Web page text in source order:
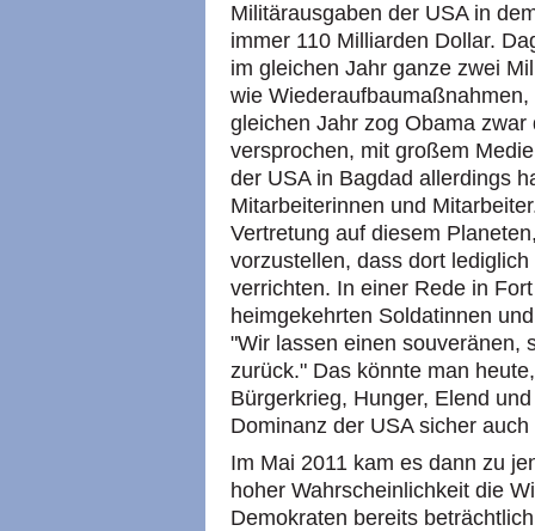
Militärausgaben der USA in
immer 110 Milliarden Dollar.
im gleichen Jahr ganze zwei
wie
gleichen Jahr zog Obama
versprochen, mit großem
der USA in Bagdad allerdings
Mitarbeiterinnen und
Vertretung auf diesem
vorzustellen, dass dort
verrichten. In einer Rede in
heimgekehrten Soldatinnen
"Wir lassen einen souveränen,
zurück." Das könnte man
Bürgerkrieg, Hunger, Elend
Dominanz der USA sicher
Im Mai 2011 kam es dann zu
hoher Wahrscheinlichkeit die
Demokraten bereits